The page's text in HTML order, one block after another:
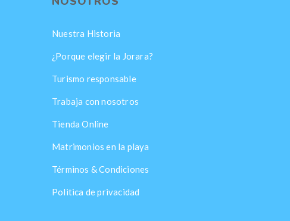
Nuestra Historia
¿Porque elegir la Jorara?
Turismo responsable
Trabaja con nosotros
Tienda Online
Matrimonios en la playa
Términos & Condiciones
Politica de privacidad